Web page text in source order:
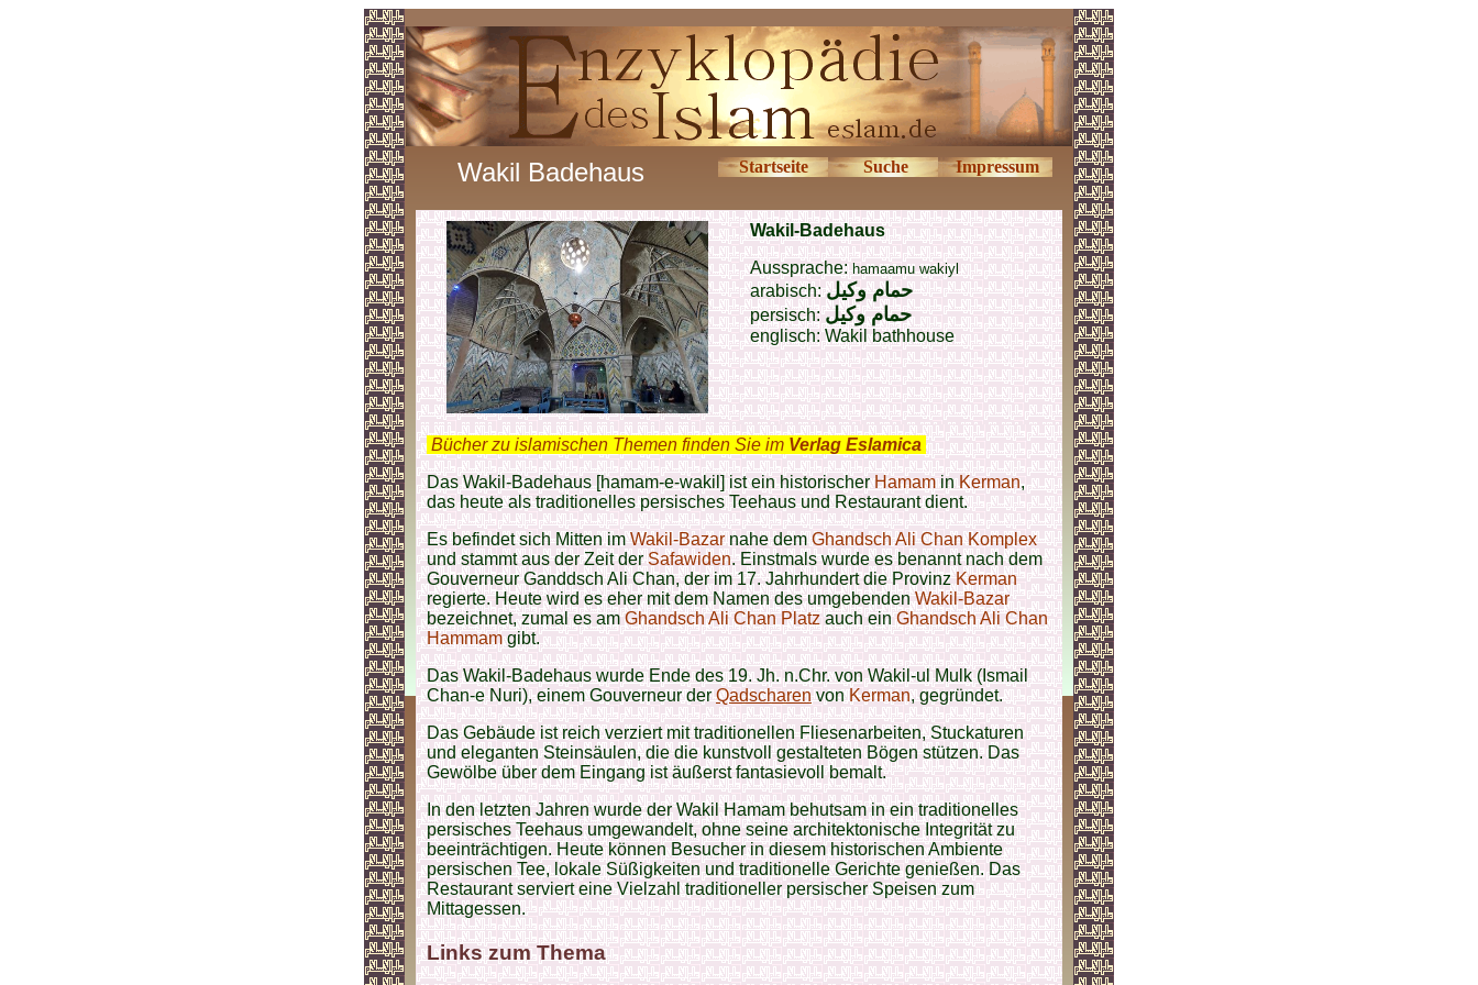
Wakil Badehaus Startseite Suche Impressum
Wakil-Badehaus
Aussprache:hamaamu wakiyl
arabisch:حمام وكيل
persisch:حمام وکیل
englisch: Wakil bathhouse
Bücher zu islamischen Themen finden Sie im Verlag Eslamica
Das Wakil-Badehaus [hamam-e-wakil] ist ein historischerHamaminKerman,
das heute als traditionelles persisches Teehaus und Restaurant dient.
Es befindet sich Mitten imWakil-Bazarnahe demGhandsch Ali Chan Komplex
und stammt aus der Zeit derSafawiden. Einstmals wurde es benannt nach dem
Gouverneur Ganddsch Ali Chan, der im 17. Jahrhundert die ProvinzKerman
regierte. Heute wird es eher mit dem Namen des umgebendenWakil-Bazar
bezeichnet, zumal es amGhandsch Ali Chan Platzauch einGhandsch Ali Chan
Hammamgibt.
Das Wakil-Badehaus wurde Ende des 19. Jh. n.Chr. von Wakil-ul Mulk (Ismail
Chan-e Nuri), einem Gouverneur derQadscharenvonKerman, gegründet.
Das Gebäude ist reich verziert mit traditionellen Fliesenarbeiten, Stuckaturen
und eleganten Steinsäulen, die die kunstvoll gestalteten Bögen stützen. Das
Gewölbe über dem Eingang ist äußerst fantasievoll bemalt.
In den letzten Jahren wurde der Wakil Hamam behutsam in ein traditionelles
persisches Teehaus umgewandelt, ohne seine architektonische Integrität zu
beeinträchtigen. Heute können Besucher in diesem historischen Ambiente
persischen Tee, lokale Süßigkeiten und traditionelle Gerichte genießen. Das
Restaurant serviert eine Vielzahl traditioneller persischer Speisen zum
Mittagessen.
Links zum Thema